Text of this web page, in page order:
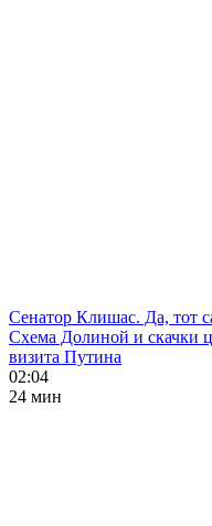
Сенатор Клишас. Да, тот
Схема Долиной и скачки
визита Путина
02:04
24 мин